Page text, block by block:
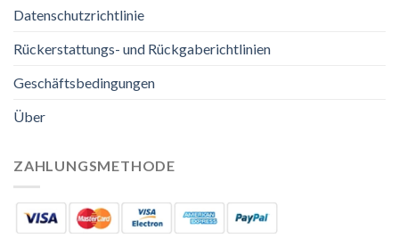
Datenschutzrichtlinie
Rückerstattungs- und Rückgaberichtlinien
Geschäftsbedingungen
Über
ZAHLUNGSMETHODE